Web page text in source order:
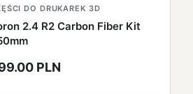
DO DRUKAREK 3D
2.4 R2 Carbon Fiber Kit
PLN